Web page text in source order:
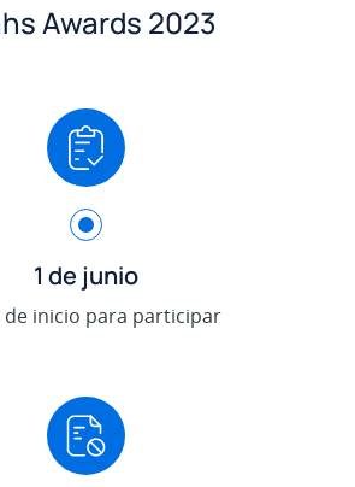
Awards 2023
1 de junio
de inicio para participar